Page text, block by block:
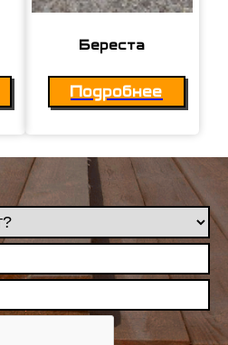
Береста
Подробнее